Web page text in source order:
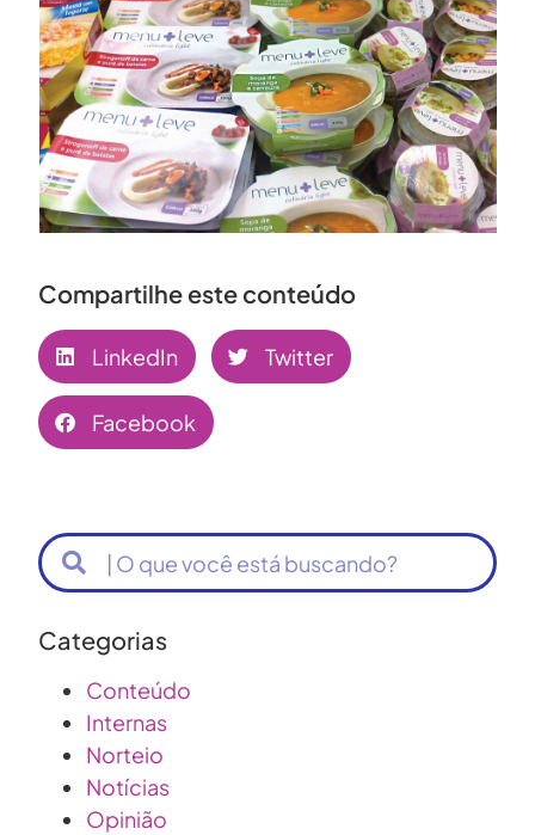
Compartilhe este conteúdo
LinkedIn Twitter
Facebook
Categorias
Conteúdo
Internas
Norteio
Notícias
Opinião